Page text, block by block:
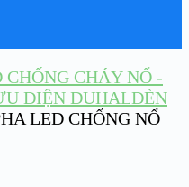
CHÁY NỔ -
ĐIỆN DUHALĐÈN
LED CHỐNG NỔ